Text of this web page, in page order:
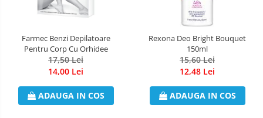
Farmec Benzi Depilatoare
Pentru Corp Cu Orhidee
17,50 Lei
14,00 Lei
ADAUGA IN COS
Rexona Deo Bright Bouquet
150ml
15,60 Lei
12,48 Lei
ADAUGA IN COS